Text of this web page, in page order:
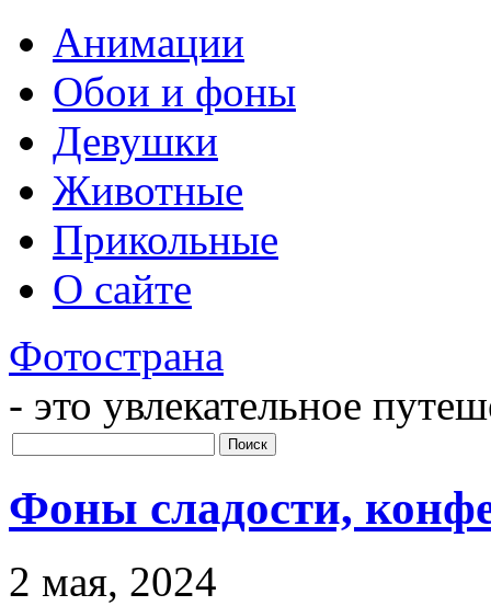
Анимации
Обои и фоны
Девушки
Животные
Прикольные
О сайте
Фотострана
- это увлекательное
Фоны сладости,
2 мая, 2024